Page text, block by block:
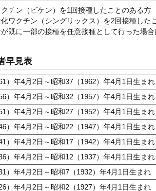
クチン（ビケン）を1回接種したことのある方
化ワクチン（シングリックス）を2回接種した
既に一部の接種を任意接種として行った場
早見表
）年4月2日～昭和37（1962）年4月1日生まれ
）年4月2日～昭和32（1957）年4月1日生まれ
）年4月2日～昭和27（1952）年4月1日生まれ
）年4月2日～昭和22（1947）年4月1日生まれ
）年4月2日～昭和17（1942）年4月1日生まれ
）年4月2日～昭和12（1937）年4月1日生まれ
）年4月2日～昭和7（1932）年4月1日生まれ
）年4月2日～昭和2（1927）年4月1日生まれ